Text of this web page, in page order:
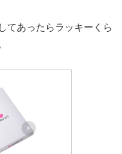
てあったらラッキーくら